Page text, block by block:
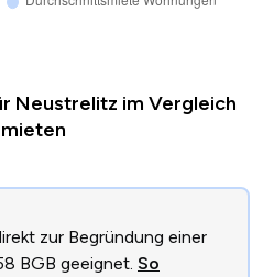
Neustrelitz im Vergleich
zur Begründung einer
BGB geeignet. So